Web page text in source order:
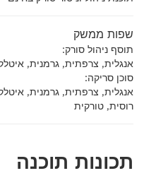
שפות ממשק
תוסף ניהול סורק:
אנגלית, צרפתית, גרמנית,
סוכן סריקה:
אנגלית, צרפתית, גרמנית,
רוסית, טורקית
תכונות תוכנה